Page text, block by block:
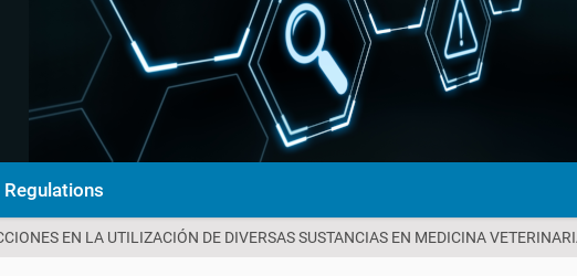
Regulations
EN LA UTILIZACIÓN DE DIVERSAS SUSTANCIAS EN MEDICINA